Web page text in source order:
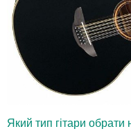
Який тип гітари обрати